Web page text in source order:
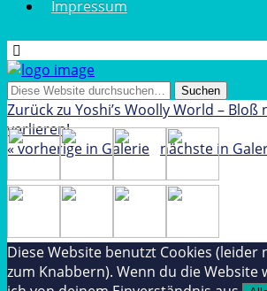
Impressum
Zurück zu Yoshi’s Woolly World – Bloß
verlieren!
« vorherige in Galerie nächste in
Diese Website benutzt Cookies (leider
zum Knabbern). Wenn du die Website